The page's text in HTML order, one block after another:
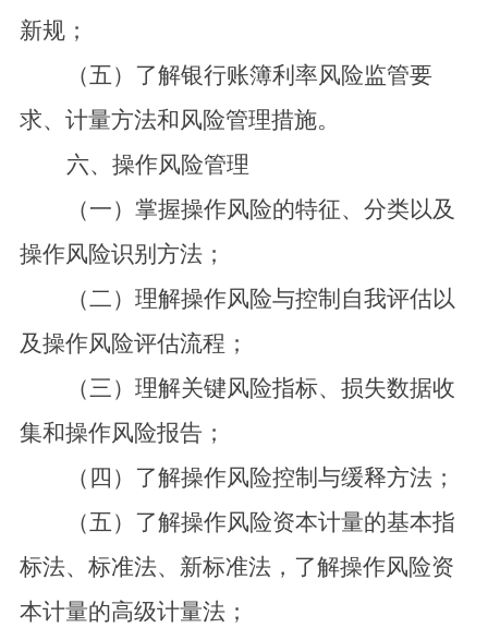
新规；
（五）了解银行账簿利率风险监管要
求、计量方法和风险管理措施。
六、操作风险管理
（一）掌握操作风险的特征、分类以及
操作风险识别方法；
（二）理解操作风险与控制自我评估以
及操作风险评估流程；
（三）理解关键风险指标、损失数据收
集和操作风险报告；
（四）了解操作风险控制与缓释方法；
（五）了解操作风险资本计量的基本指
标法、标准法、新标准法，了解操作风险资
本计量的高级计量法；